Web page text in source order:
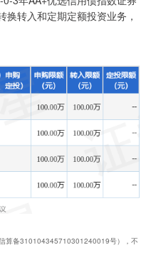
转入和定期定额投资业务，
算备310104345710301240019号），不